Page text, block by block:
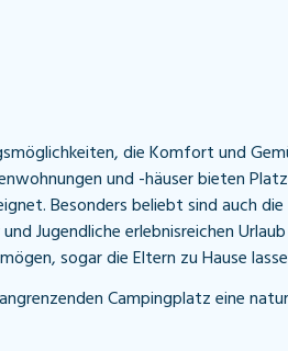
die Komfort und
und -häuser bieten
Besonders beliebt sind auch die
Jugendliche erlebnisreichen
sogar die Eltern zu Hause
Campingplatz eine